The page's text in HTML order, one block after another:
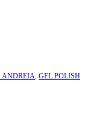
ANDREIA, GEL POLISH